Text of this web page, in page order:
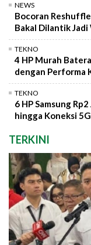
NEWS
Bocoran
Bakal Dilantik Jadi
TEKNO
4 HP Murah
dengan Performa
TEKNO
6 HP Samsung
hingga Koneksi 5G
TERKINI